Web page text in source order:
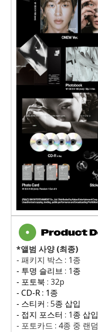
*앨범 사양(최종)
- 패키지 박스 : 1종
- 투명 슬리브 : 1종
- 포토북 : 32p
- CD-R : 1종
- 스티커 : 5종 삽입
- 접지 포스터 : 1종 삽입
- 포토카드 : 4종 중 랜덤